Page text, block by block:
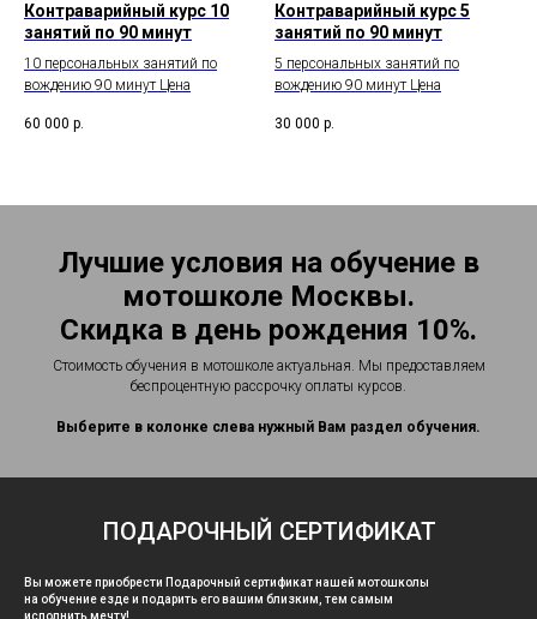
Контраварийный курс 10
занятий по 90 минут
10 персональных занятий по
вождению 90 минут Цена
60 000 р.
Контраварийный курс 5
занятий по 90 минут
5 персональных занятий по
вождению 90 минут Цена
30 000 р.
Лучшие условия на обучение в
мотошколе Москвы.
Скидка в день рождения 10%.
Стоимость обучения в мотошколе актуальная. Мы предоставляем
беспроцентную рассрочку оплаты курсов.
Выберите в колонке слева нужный Вам раздел обучения.
Вы можете приобрести Подарочный сертификат нашей мотошколы
на обучение езде и подарить его вашим близким, тем самым
исполнить мечту!
ПОДАРОЧНЫЙ СЕРТИФИКАТ